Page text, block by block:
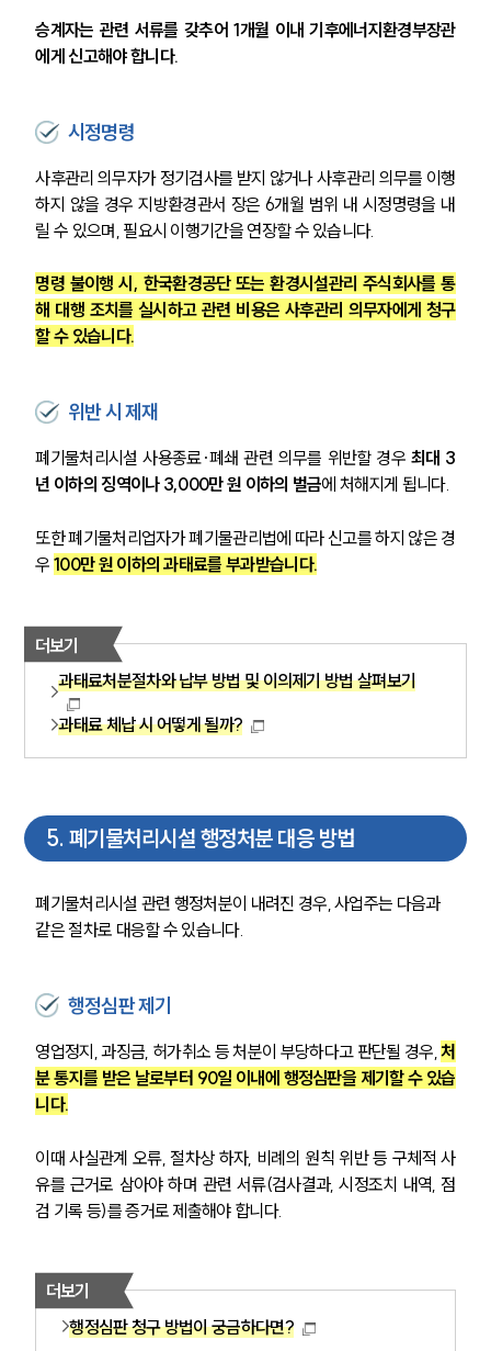
승계자는 관련 서류를 갖추어 1개월 이내 기후에너지환경부장관
에게 신고해야 합니다.
시정명령
사후관리 의무자가 정기검사를 받지 않거나 사후관리 의무를 이행
하지 않을 경우 지방환경관서 장은 6개월 범위 내 시정명령을 내
릴 수 있으며, 필요시 이행기간을 연장할 수 있습니다.
명령 불이행 시, 한국환경공단 또는 환경시설관리 주식회사를 통
해 대행 조치를 실시하고 관련 비용은 사후관리 의무자에게 청구
할 수 있습니다.
위반 시 제재
폐기물처리시설 사용종료·폐쇄 관련 의무를 위반할 경우 최대 3
년 이하의 징역이나 3,000만 원 이하의 벌금에 처해지게 됩니다.
또한 폐기물처리업자가 폐기물관리법에 따라 신고를 하지 않은 경
우 100만 원 이하의 과태료를 부과받습니다.
더보기
과태료처분절차와 납부 방법 및 이의제기 방법 살펴보기
과태료 체납 시 어떻게 될까?
5. 폐기물처리시설 행정처분 대응 방법
폐기물처리시설 관련 행정처분이 내려진 경우, 사업주는 다음과
같은 절차로 대응할 수 있습니다.
행정심판 제기
영업정지, 과징금, 허가취소 등 처분이 부당하다고 판단될 경우, 처
분 통지를 받은 날로부터 90일 이내에 행정심판을 제기할 수 있습
니다.
이때 사실관계 오류, 절차상 하자, 비례의 원칙 위반 등 구체적 사
유를 근거로 삼아야 하며 관련 서류(검사결과, 시정조치 내역, 점
검 기록 등)를 증거로 제출해야 합니다.
더보기
행정심판 청구 방법이 궁금하다면?